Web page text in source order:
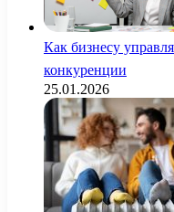
Как бизнесу
конкуренции
25.01.2026